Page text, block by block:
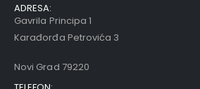
ADRESA:
Gavrila Principa 1
Karađorđa Petrovića 3
Novi Grad 79220